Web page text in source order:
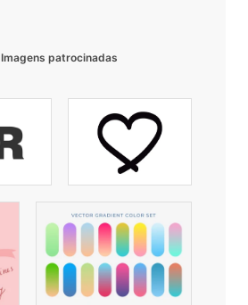
Imagens patrocinadas